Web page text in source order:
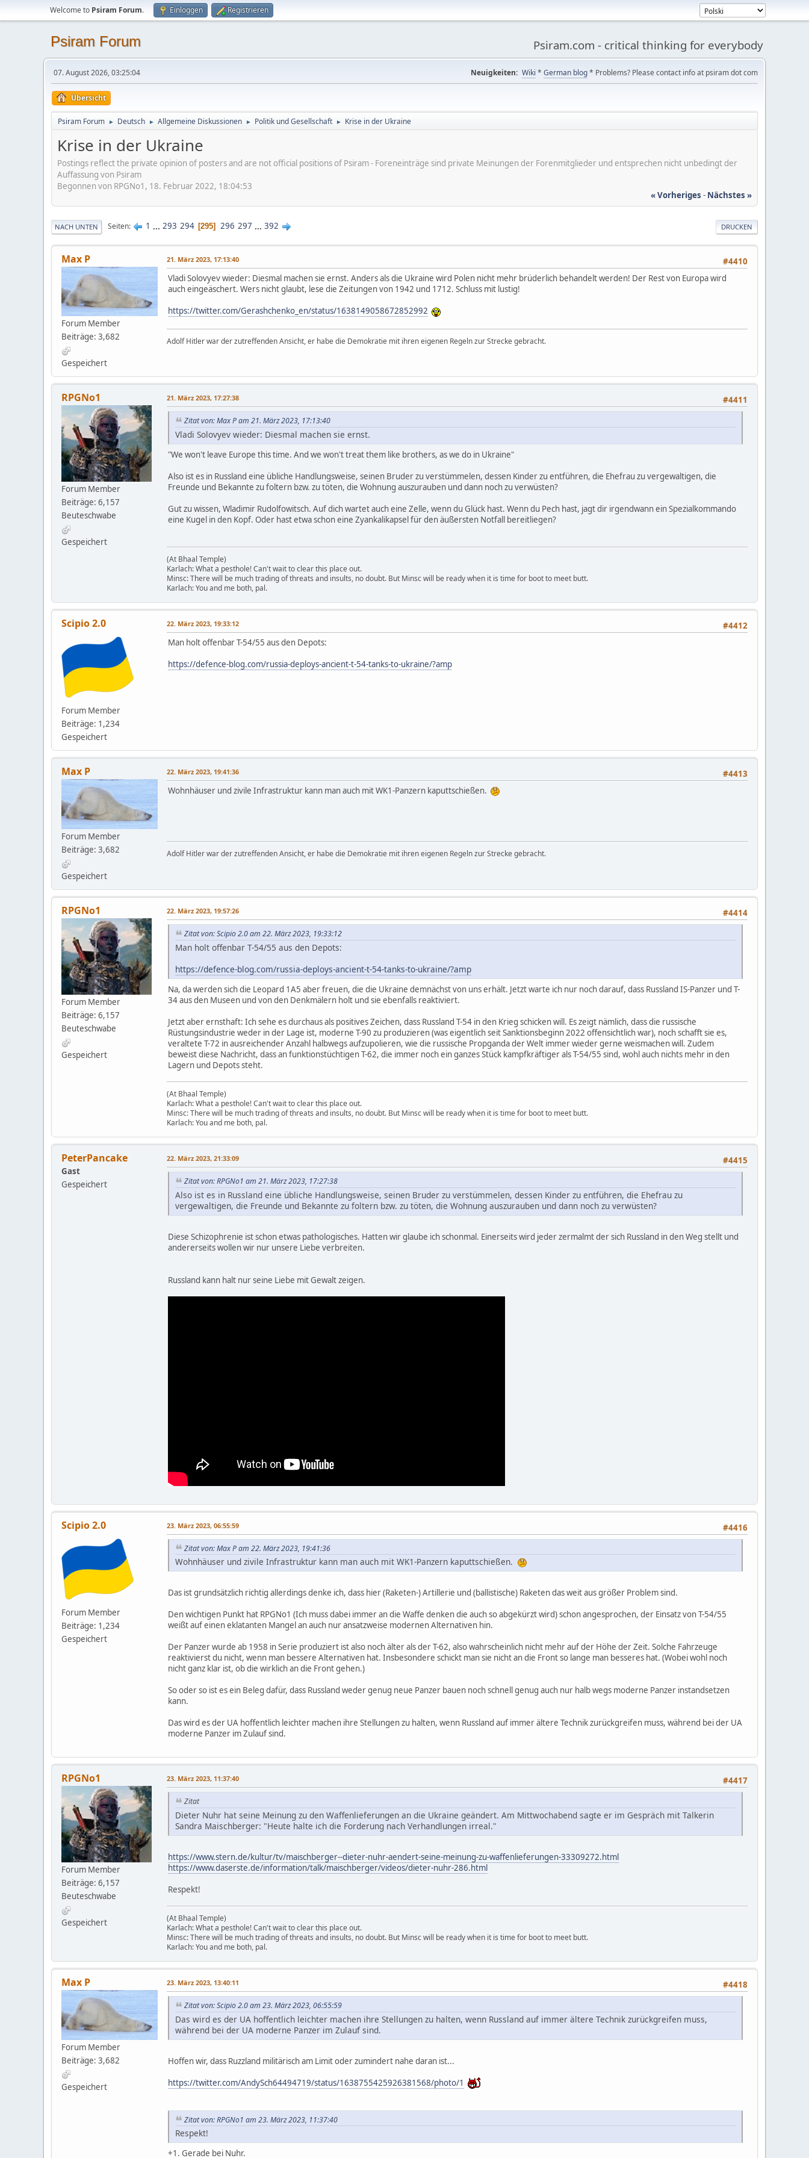
Welcome to Psiram Forum. Einloggen Registrieren
Psiram Forum Psiram.com - critical thinking for everybody
07. August 2026, 03:25:04 Neuigkeiten: Wiki * German blog* Problems? Please contact info at psiram dot com
Übersicht
Psiram Forum ► Deutsch ► Allgemeine Diskussionen ► Politik und Gesellschaft ► Krise in der Ukraine
Krise in der Ukraine
Postings reflect the private opinion of posters and are not official positions of Psiram - Foreneinträge sind private Meinungen der Forenmitglieder und entsprechen nicht unbedingt der
Auffassung von Psiram
Begonnen von RPGNo1, 18. Februar 2022, 18:04:53
« Vorheriges - Nächstes »
DRUCKEN
NACH UNTEN Seiten 1 ... 293 294 295 296 297 ... 392
Max P
Forum Member
Beiträge: 3,682
Gespeichert
#4410
21. März 2023, 17:13:40
Vladi Solovyev wieder: Diesmal machen sie ernst. Anders als die Ukraine wird Polen nicht mehr brüderlich behandelt werden! Der Rest von Europa wird
auch eingeäschert. Wers nicht glaubt, lese die Zeitungen von 1942 und 1712. Schluss mit lustig!
https://twitter.com/Gerashchenko_en/status/1638149058672852992
Adolf Hitler war der zutreffenden Ansicht, er habe die Demokratie mit ihren eigenen Regeln zur Strecke gebracht.
RPGNo1
Forum Member
Beiträge: 6,157
Beuteschwabe
Gespeichert
#4411
21. März 2023, 17:27:38
Zitat von: Max P am 21. März 2023, 17:13:40
Vladi Solovyev wieder: Diesmal machen sie ernst.
"We won't leave Europe this time. And we won't treat them like brothers, as we do in Ukraine"
Also ist es in Russland eine übliche Handlungsweise, seinen Bruder zu verstümmelen, dessen Kinder zu entführen, die Ehefrau zu vergewaltigen, die
Freunde und Bekannte zu foltern bzw. zu töten, die Wohnung auszurauben und dann noch zu verwüsten?
Gut zu wissen, Wladimir Rudolfowitsch. Auf dich wartet auch eine Zelle, wenn du Glück hast. Wenn du Pech hast, jagt dir irgendwann ein Spezialkommando
eine Kugel in den Kopf. Oder hast etwa schon eine Zyankalikapsel für den äußersten Notfall bereitliegen?
(At Bhaal Temple)
Karlach: What a pesthole! Can't wait to clear this place out.
Minsc: There will be much trading of threats and insults, no doubt. But Minsc will be ready when it is time for boot to meet butt.
Karlach: You and me both, pal.
Scipio 2.0
Forum Member
Beiträge: 1,234
Gespeichert
#4412
22. März 2023, 19:33:12
Man holt offenbar T-54/55 aus den Depots:
https://defence-blog.com/russia-deploys-ancient-t-54-tanks-to-ukraine/?amp
Max P
Forum Member
Beiträge: 3,682
Gespeichert
#4413
22. März 2023, 19:41:36
Wohnhäuser und zivile Infrastruktur kann man auch mit WK1-Panzern kaputtschießen.
Adolf Hitler war der zutreffenden Ansicht, er habe die Demokratie mit ihren eigenen Regeln zur Strecke gebracht.
RPGNo1
Forum Member
Beiträge: 6,157
Beuteschwabe
Gespeichert
#4414
22. März 2023, 19:57:26
Zitat von: Scipio 2.0 am 22. März 2023, 19:33:12
Man holt offenbar T-54/55 aus den Depots:
https://defence-blog.com/russia-deploys-ancient-t-54-tanks-to-ukraine/?amp
Na, da werden sich die Leopard 1A5 aber freuen, die die Ukraine demnächst von uns erhält. Jetzt warte ich nur noch darauf, dass Russland IS-Panzer und T-
34 aus den Museen und von den Denkmälern holt und sie ebenfalls reaktiviert.
Jetzt aber ernsthaft: Ich sehe es durchaus als positives Zeichen, dass Russland T-54 in den Krieg schicken will. Es zeigt nämlich, dass die russische
Rüstungsindustrie weder in der Lage ist, moderne T-90 zu produzieren (was eigentlich seit Sanktionsbeginn 2022 offensichtlich war), noch schafft sie es,
veraltete T-72 in ausreichender Anzahl halbwegs aufzupolieren, wie die russische Propganda der Welt immer wieder gerne weismachen will. Zudem
beweist diese Nachricht, dass an funktionstüchtigen T-62, die immer noch ein ganzes Stück kampfkräftiger als T-54/55 sind, wohl auch nichts mehr in den
Lagern und Depots steht.
(At Bhaal Temple)
Karlach: What a pesthole! Can't wait to clear this place out.
Minsc: There will be much trading of threats and insults, no doubt. But Minsc will be ready when it is time for boot to meet butt.
Karlach: You and me both, pal.
PeterPancake
Gast
Gespeichert
#4415
22. März 2023, 21:33:09
Zitat von: RPGNo1 am 21. März 2023, 17:27:38
Also ist es in Russland eine übliche Handlungsweise, seinen Bruder zu verstümmelen, dessen Kinder zu entführen, die Ehefrau zu
vergewaltigen, die Freunde und Bekannte zu foltern bzw. zu töten, die Wohnung auszurauben und dann noch zu verwüsten?
Diese Schizophrenie ist schon etwas pathologisches. Hatten wir glaube ich schonmal. Einerseits wird jeder zermalmt der sich Russland in den Weg stellt und
andererseits wollen wir nur unsere Liebe verbreiten.
Russland kann halt nur seine Liebe mit Gewalt zeigen.
Scipio 2.0
Forum Member
Beiträge: 1,234
Gespeichert
#4416
23. März 2023, 06:55:59
Zitat von: Max P am 22. März 2023, 19:41:36
Wohnhäuser und zivile Infrastruktur kann man auch mit WK1-Panzern kaputtschießen.
Das ist grundsätzlich richtig allerdings denke ich, dass hier (Raketen-) Artillerie und (ballistische) Raketen das weit aus größer Problem sind.
Den wichtigen Punkt hat RPGNo1 (Ich muss dabei immer an die Waffe denken die auch so abgekürzt wird) schon angesprochen, der Einsatz von T-54/55
weißt auf einen eklatanten Mangel an auch nur ansatzweise modernen Alternativen hin.
Der Panzer wurde ab 1958 in Serie produziert ist also noch älter als der T-62, also wahrscheinlich nicht mehr auf der Höhe der Zeit. Solche Fahrzeuge
reaktivierst du nicht, wenn man bessere Alternativen hat. Insbesondere schickt man sie nicht an die Front so lange man besseres hat. (Wobei wohl noch
nicht ganz klar ist, ob die wirklich an die Front gehen.)
So oder so ist es ein Beleg dafür, dass Russland weder genug neue Panzer bauen noch schnell genug auch nur halb wegs moderne Panzer instandsetzen
kann.
Das wird es der UA hoffentlich leichter machen ihre Stellungen zu halten, wenn Russland auf immer ältere Technik zurückgreifen muss, während bei der UA
moderne Panzer im Zulauf sind.
RPGNo1
Forum Member
Beiträge: 6,157
Beuteschwabe
Gespeichert
#4417
23. März 2023, 11:37:40
Zitat
Dieter Nuhr hat seine Meinung zu den Waffenlieferungen an die Ukraine geändert. Am Mittwochabend sagte er im Gespräch mit Talkerin
Sandra Maischberger: "Heute halte ich die Forderung nach Verhandlungen irreal."
https://www.stern.de/kultur/tv/maischberger--dieter-nuhr-aendert-seine-meinung-zu-waffenlieferungen-33309272.html
https://www.daserste.de/information/talk/maischberger/videos/dieter-nuhr-286.html
Respekt!
(At Bhaal Temple)
Karlach: What a pesthole! Can't wait to clear this place out.
Minsc: There will be much trading of threats and insults, no doubt. But Minsc will be ready when it is time for boot to meet butt.
Karlach: You and me both, pal.
Max P
Forum Member
Beiträge: 3,682
Gespeichert
#4418
23. März 2023, 13:40:11
Zitat von: Scipio 2.0 am 23. März 2023, 06:55:59
Das wird es der UA hoffentlich leichter machen ihre Stellungen zu halten, wenn Russland auf immer ältere Technik zurückgreifen muss,
während bei der UA moderne Panzer im Zulauf sind.
Hoffen wir, dass Ruzzland militärisch am Limit oder zumindert nahe daran ist...
https://twitter.com/AndySch64494719/status/1638755425926381568/photo/1
Zitat von: RPGNo1 am 23. März 2023, 11:37:40
Respekt!
+1. Gerade bei Nuhr.